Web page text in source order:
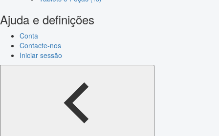
Ajuda e definições
Conta
Contacte-nos
Iniciar sessão